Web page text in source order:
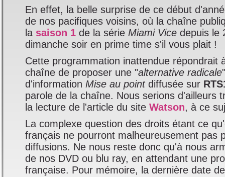
En effet, la belle surprise de ce début
de nos pacifiques voisins, où la chaîne
la saison 1 de la série Miami Vice depuis le
dimanche soir en prime time s'il vous plait !
Cette programmation inattendue répondrait
chaîne de proposer une "alternative radicale
d'information Mise au pointdiffusée sur
parole de la chaîne. Nous serions d'ailleurs
la lecture de l'article du site Watson, à ce
La complexe question des droits étant ce
français ne pourront malheureusement pas
diffusions. Ne nous reste donc qu'à nous
de nos DVD ou blu ray, en attendant une
française. Pour mémoire, la dernière date